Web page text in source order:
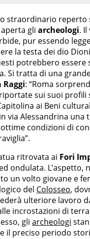
straordinario reperto
gli archeologi.
pur essendo
la testa dei dio
potrebbero
Si tratta di una
: “Roma
sui suoi profili
ai Beni
via Alessandrina una
condizioni di
ritrovata ai Fori
ondulata. L’aspetto,
un volto giovane e
del Colosseo,
ulteriore lavoro
incrostazioni di
gli archeologi
il preciso periodo